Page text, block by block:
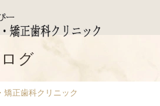
グ
矯正歯科クリニック